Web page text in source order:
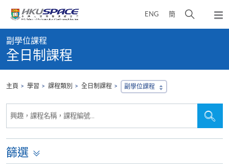
content
ENG 簡
開
彈
出
content
start
副學位課程
全日制課程
主頁 學習 課程類別 全日制課程 副學位課程
興趣，課程名稱，課程編號...
尋
本
網
站
篩選